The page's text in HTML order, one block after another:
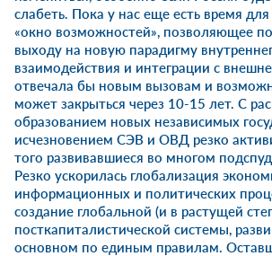
слабеть. Пока у нас еще есть время
«окно возможностей», позволяющее
выходу на новую парадигму
взаимодействия и интеграции с
отвечала бы новым вызовам и
может закрыться через 10-15 лет. С
образованием новых независимых
исчезновением СЭВ и ОВД резко
того развивавшиеся во многом
Резко ускорилась глобализация
информационных и политических
создание глобальной (и в растущей
посткапиталистической системы,
основном по единым правилам.